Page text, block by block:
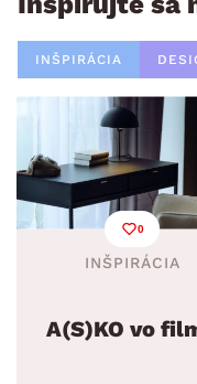
INŠPIRÁCIA
0
INŠPIRÁCIA
A(S)KO vo